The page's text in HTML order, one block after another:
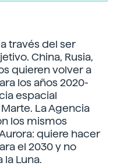
través del ser
China, Rusia,
quieren volver a
los años 2020-
espacial
La Agencia
los mismos
quiere hacer
el 2030 y no
Luna.